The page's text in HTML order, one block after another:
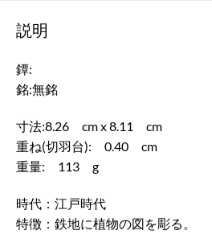
説明
鐔:
銘:無銘
寸法:8.26 cm x 8.11 cm
重ね(切羽台): 0.40 cm
重量: 113 g
時代：江戸時代
特徴：鉄地に植物の図を彫る。